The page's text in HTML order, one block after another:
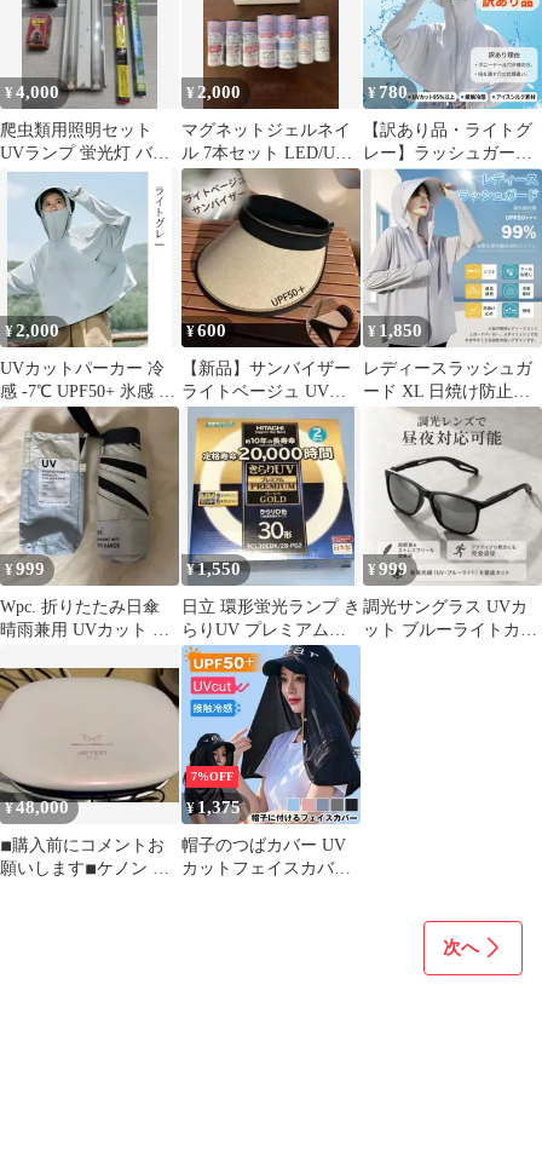
¥4,000
爬虫類用照明セット
UVランプ 蛍光灯 バス
キングライト
¥ 2,000
マグネットジェルネイ
ル 7本セット LED/UV
ライト マグネット磁石
付き
¥ 780
【訳あり品・ライトグ
レー】ラッシュガード
UVパーカー ラッシ
ュガード レディース 接
触冷感 UVカット 95%
以上 アイスシルク 日焼
け防止 1枚で6役 フェイ
スガード 指穴 ポニーテ
ール穴 フード付き 長袖
紫外線対策 自転車 運転
アウトドア
¥2,000
UVカットパーカー 冷
感 -7℃ UPF50+ 氷感 レ
ディース 紫外線対策
¥600
【新品】サンバイザー
ライトベージュ UVカ
ット つば広 紫外線対策
折りたたみ
¥ 1,850
レディースラッシュガ
ード XL 日焼け防止
UPF50+ UVカット
99.9%
¥999
Wpc. 折りたたみ日傘
晴雨兼用 UVカット 東
ブルー
¥1,550
日立 環形蛍光ランプ き
らりUV プレミアムゴ
ールド 30形 2本セット
¥999
調光サングラス UVカ
ット ブルーライトカッ
¥48,000
◾︎購入前にコメントお
願いします◾︎ケノン 脱
7%OFF
¥1,375
帽子のつばカバー UV
カットフェイスカバー
次へ